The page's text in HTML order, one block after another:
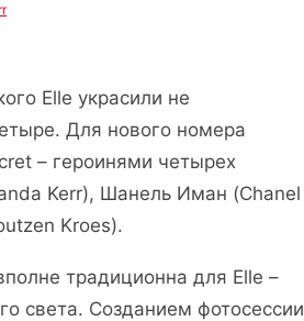
Elle украсили не
Для нового номера
– героинями четырех
Kerr), Шанель Иман (Chanel
Kroes).
традиционна для Elle –
света. Созданием фотосессии